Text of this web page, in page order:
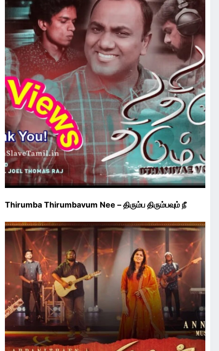
Thirumba Thirumbavum Nee – திரும்ப திரும்பவும் நீ